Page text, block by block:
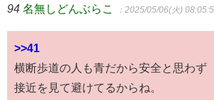
94 名無しどんぶらこ ：2025/05/06(火)
>>41
横断歩道の人も青だから安全と思わず
接近を見て避けてるからね。